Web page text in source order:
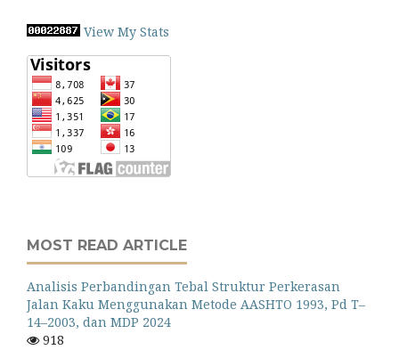
View My Stats
MOST READ ARTICLE
Analisis Perbandingan Tebal Struktur Perkerasan
Jalan Kaku Menggunakan Metode AASHTO 1993, Pd T–
14–2003, dan MDP 2024
918